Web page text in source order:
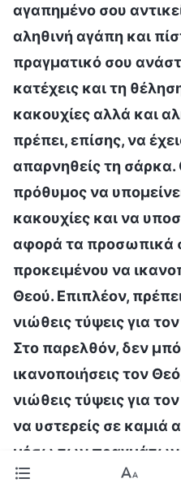
αγαπημένο σου
αληθινή αγάπη και
πραγματικό σου
κατέχεις και τη
κακουχίες αλλά και
πρέπει, επίσης, να
απαρνηθείς τη σάρκα.
πρόθυμος να
κακουχίες και να
αφορά τα προσωπικά
προκειμένου να
Θεού. Επιπλέον,
νιώθεις τύψεις για
Στο παρελθόν, δεν
ικανοποιήσεις τον
νιώθεις τύψεις για
να υστερείς σε καμιά
μέσω των πραγμάτων
στην τελείωση ο Θεός.